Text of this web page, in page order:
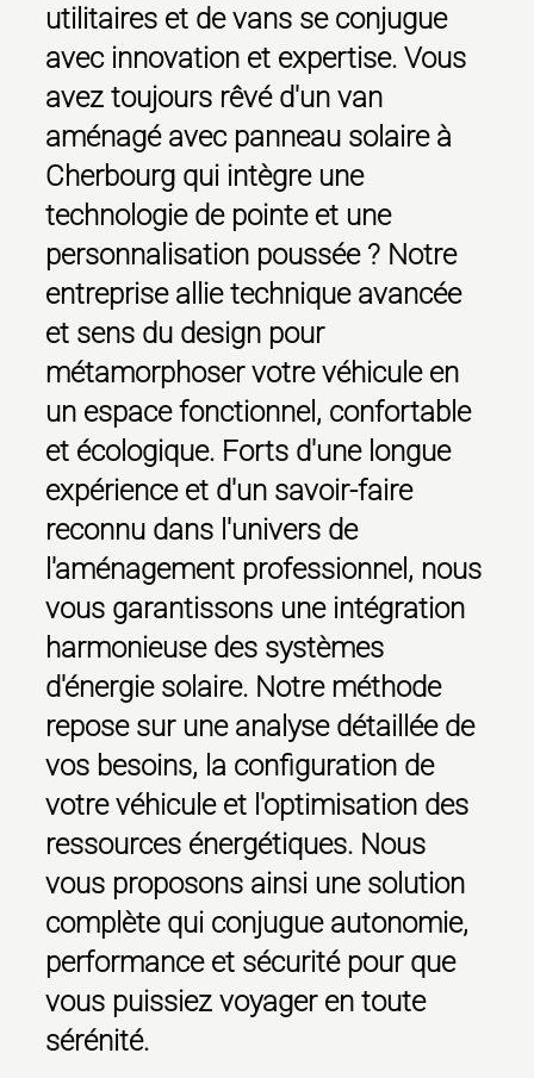
utilitaires et de vans se conjugue
avec innovation et expertise. Vous
avez toujours rêvé d'unvan
aménagé avec panneau solaire à
Cherbourg qui intègre une
technologie de pointe et une
personnalisation poussée ? Notre
entreprise allie technique avancée
et sens du design pour
métamorphoser votre véhicule en
un espace fonctionnel, confortable
et écologique. Forts d'une longue
expérience et d'un savoir-faire
reconnu dans l'univers de
l'aménagement professionnel, nous
vous garantissons une intégration
harmonieuse des systèmes
d'énergie solaire. Notre méthode
repose sur une analyse détaillée de
vos besoins, la configuration de
votre véhicule et l'optimisation des
ressources énergétiques. Nous
vous proposons ainsi une solution
complète qui conjugue autonomie,
performance et sécurité pour que
vous puissiez voyager en toute
sérénité.